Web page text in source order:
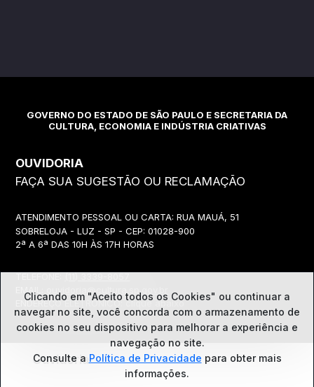
GOVERNO DO ESTADO DE SÃO PAULO E SECRETARIA DA
CULTURA, ECONOMIA E INDÚSTRIA CRIATIVAS
OUVIDORIA
FAÇA SUA SUGESTÃO OU RECLAMAÇÃO
ATENDIMENTO PESSOAL OU CARTA: RUA MAUÁ, 51
SOBRELOJA - LUZ - SP - CEP: 01028-900
2ª A 6ª DAS 10H ÀS 17H HORAS
EMAIL:
ouvidoria@cultura.sp.gov.br
ENDEREÇO ELETRÔNICO: clique abaixo
Ouvidoria
Clicando em "Aceito todos os Cookies" ou continuar a
navegar no site, você concorda com o armazenamento de
cookies no seu dispositivo para melhorar a experiência e
navegação no site.
Consulte a Política de Privacidade para obter mais
informações.